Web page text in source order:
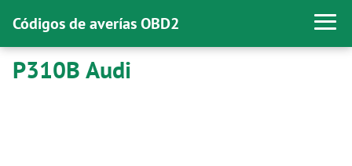
Códigos de averías OBD2
P310B Audi